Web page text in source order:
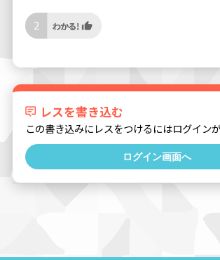
2
レスを書き込む
この書き込みにレスをつけるにはログインが
ログイン画面へ